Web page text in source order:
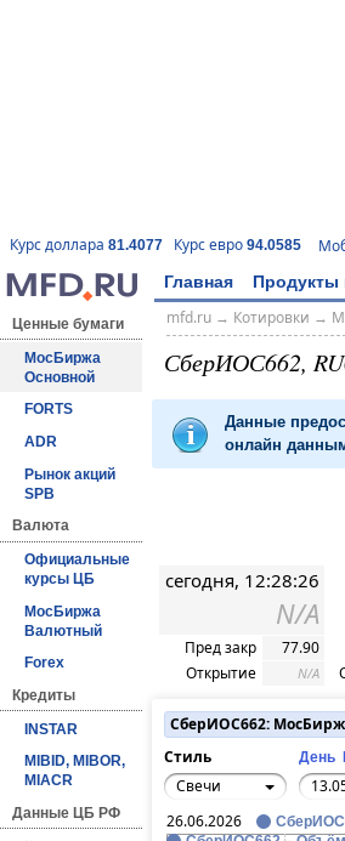
Курс доллара 81.4077 Курс евро 94.0585
Главная Продукты
Ценные бумаги
МосБиржа
Основной
FORTS
ADR
Рынок акций
SPB
Валюта
Официальные
курсы ЦБ
МосБиржа
Валютный
Forex
Кредиты
INSTAR
MIBID, MIBOR,
MIACR
Данные ЦБ РФ
mfd.ru→ Котировки →
СберИОС662,
Данные
онлайн
сегодня, 12:28:26
N/A
Пред закр
77.90
Открытие
N/A
СберИОС662:
Стиль
День
Свечи
26.06.2026